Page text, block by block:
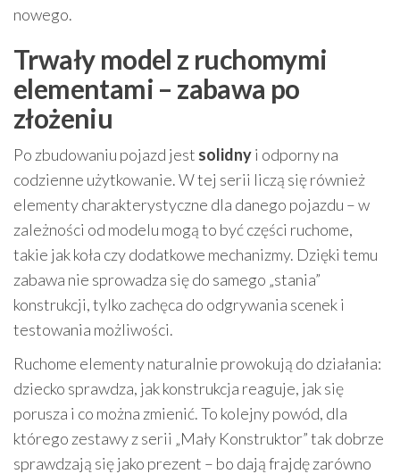
nowego.
Trwały model z ruchomymi
elementami – zabawa po
złożeniu
Po zbudowaniu pojazd jest solidnyi odporny na
codzienne użytkowanie. W tej serii liczą się również
elementy charakterystyczne dla danego pojazdu – w
zależności od modelu mogą to być części ruchome,
takie jak koła czy dodatkowe mechanizmy. Dzięki temu
zabawa nie sprowadza się do samego „stania”
konstrukcji, tylko zachęca do odgrywania scenek i
testowania możliwości.
Ruchome elementy naturalnie prowokują do działania:
dziecko sprawdza, jak konstrukcja reaguje, jak się
porusza i co można zmienić. To kolejny powód, dla
którego zestawy z serii „Mały Konstruktor” tak dobrze
sprawdzają się jako prezent – bo dają frajdę zarówno